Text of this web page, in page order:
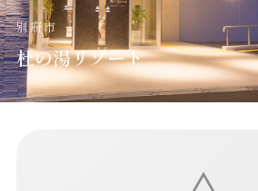
別府市
杜の湯リゾート